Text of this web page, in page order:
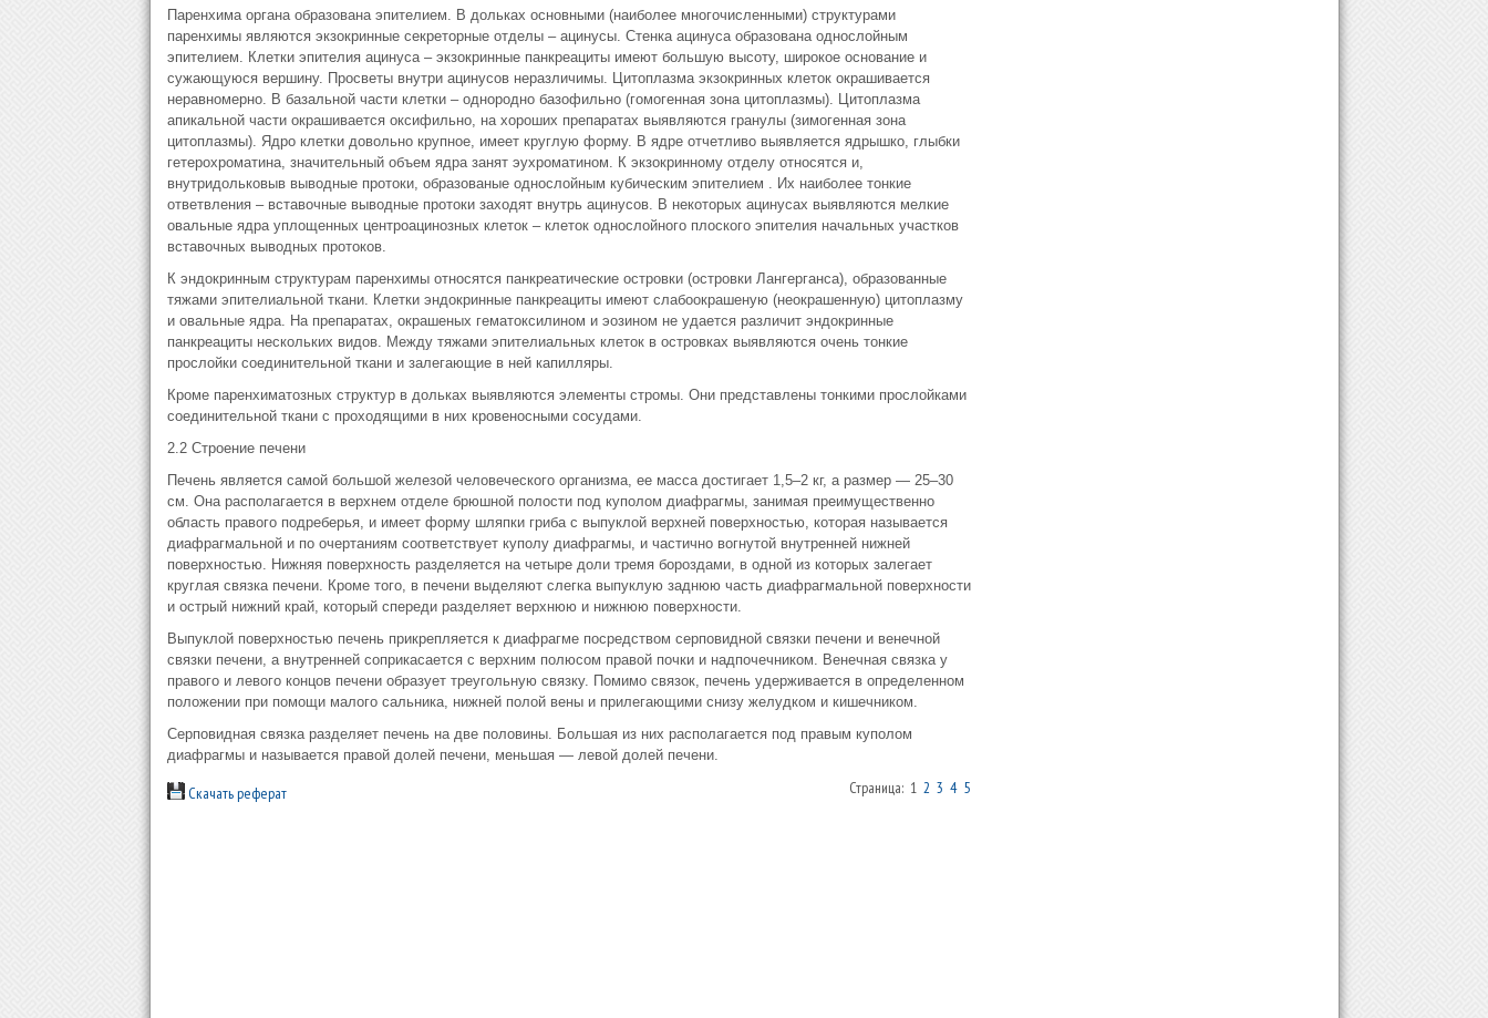
Паренхима органа образована эпителием. В дольках основными (наиболее многочисленными) структурами
паренхимы являются экзокринные секреторные отделы – ацинусы. Стенка ацинуса образована однослойным
эпителием. Клетки эпителия ацинуса – экзокринные панкреациты имеют большую высоту, широкое основание и
сужающуюся вершину. Просветы внутри ацинусов неразличимы. Цитоплазма экзокринных клеток окрашивается
неравномерно. В базальной части клетки – однородно базофильно (гомогенная зона цитоплазмы). Цитоплазма
апикальной части окрашивается оксифильно, на хороших препаратах выявляются гранулы (зимогенная зона
цитоплазмы). Ядро клетки довольно крупное, имеет круглую форму. В ядре отчетливо выявляется ядрышко, глыбки
гетерохроматина, значительный объем ядра занят эухроматином. К экзокринному отделу относятся и,
внутридольковыв выводные протоки, образованые однослойным кубическим эпителием . Их наиболее тонкие
ответвления – вставочные выводные протоки заходят внутрь ацинусов. В некоторых ацинусах выявляются мелкие
овальные ядра уплощенных центроацинозных клеток – клеток однослойного плоского эпителия начальных участков
вставочных выводных протоков.
К эндокринным структурам паренхимы относятся панкреатические островки (островки Лангерганса), образованные
тяжами эпителиальной ткани. Клетки эндокринные панкреациты имеют слабоокрашеную (неокрашенную) цитоплазму
и овальные ядра. На препаратах, окрашеных гематоксилином и эозином не удается различит эндокринные
панкреациты нескольких видов. Между тяжами эпителиальных клеток в островках выявляются очень тонкие
прослойки соединительной ткани и залегающие в ней капилляры.
Кроме паренхиматозных структур в дольках выявляются элементы стромы. Они представлены тонкими прослойками
соединительной ткани с проходящими в них кровеносными сосудами.
2.2 Строение печени
Печень является самой большой железой человеческого организма, ее масса достигает 1,5–2 кг, а размер — 25–30
см. Она располагается в верхнем отделе брюшной полости под куполом диафрагмы, занимая преимущественно
область правого подреберья, и имеет форму шляпки гриба с выпуклой верхней поверхностью, которая называется
диафрагмальной и по очертаниям соответствует куполу диафрагмы, и частично вогнутой внутренней нижней
поверхностью. Нижняя поверхность разделяется на четыре доли тремя бороздами, в одной из которых залегает
круглая связка печени. Кроме того, в печени выделяют слегка выпуклую заднюю часть диафрагмальной поверхности
и острый нижний край, который спереди разделяет верхнюю и нижнюю поверхности.
Выпуклой поверхностью печень прикрепляется к диафрагме посредством серповидной связки печени и венечной
связки печени, а внутренней соприкасается с верхним полюсом правой почки и надпочечником. Венечная связка у
правого и левого концов печени образует треугольную связку. Помимо связок, печень удерживается в определенном
положении при помощи малого сальника, нижней полой вены и прилегающими снизу желудком и кишечником.
Серповидная связка разделяет печень на две половины. Большая из них располагается под правым куполом
диафрагмы и называется правой долей печени, меньшая — левой долей печени.
Скачать реферат Страница: 1 2 3 4 5